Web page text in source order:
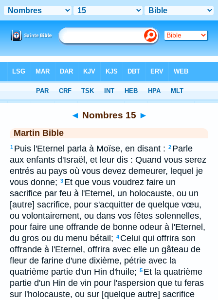
> Nombres 15
◄ Nombres 15 ►
Martin Bible
1 Puis l'Eternel parla à Moïse, en disant : 2 Parle
aux enfants d'Israël, et leur dis : Quand vous serez
entrés au pays où vous devez demeurer, lequel je
vous donne; 3 Et que vous voudrez faire un
sacrifice par feu à l'Eternel, un holocauste, ou un
[autre] sacrifice, pour s'acquitter de quelque vœu,
ou volontairement, ou dans vos fêtes solennelles,
pour faire une offrande de bonne odeur à l'Eternel,
du gros ou du menu bétail; 4 Celui qui offrira son
offrande à l'Eternel, offrira avec elle un gâteau de
fleur de farine d'une dixième, pétrie avec la
quatrième partie d'un Hin d'huile; 5 Et la quatrième
partie d'un Hin de vin pour l'aspersion que tu feras
sur l'holocauste, ou sur [quelque autre] sacrifice